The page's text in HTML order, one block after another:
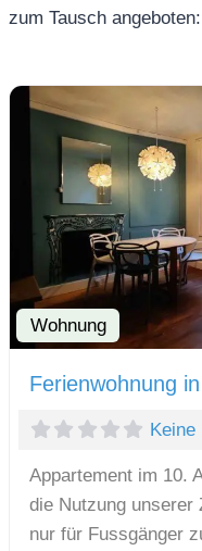
zum Tausch angeboten:
Wohnung
Ferienwohnung
Keine
Appartement im 10.
die Nutzung unserer
nur für Fussgänger